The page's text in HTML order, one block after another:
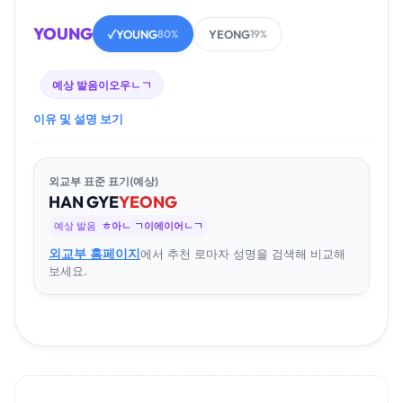
YOUNG ✓YOUNG80% YEONG19%
예상 발음이오우ㄴㄱ
이유 및 설명 보기
외교부 표준 표기(예상)
HANGYEYEONG
예상 발음 ㅎ아ㄴ ㄱ이에이어ㄴㄱ
외교부 홈페이지에서 추천 로마자 성명을 검색해 비교해
보세요.